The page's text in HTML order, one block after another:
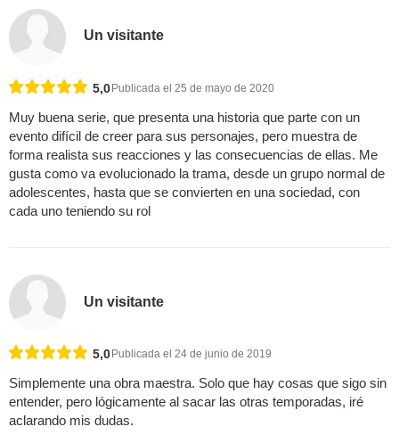
Un visitante
5,0 Publicada el 25 de mayo de 2020
Muy buena serie, que presenta una historia que parte con un
evento difícil de creer para sus personajes, pero muestra de
forma realista sus reacciones y las consecuencias de ellas. Me
gusta como va evolucionado la trama, desde un grupo normal de
adolescentes, hasta que se convierten en una sociedad, con
cada uno teniendo su rol
Un visitante
5,0 Publicada el 24 de junio de 2019
Simplemente una obra maestra. Solo que hay cosas que sigo sin
entender, pero lógicamente al sacar las otras temporadas, iré
aclarando mis dudas.